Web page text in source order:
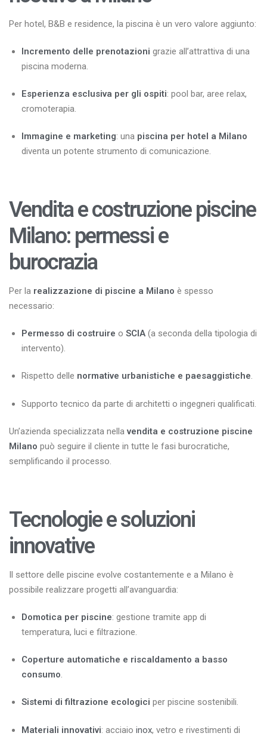
Per hotel, B&B e residence, la piscina è un vero valore aggiunto:
Incremento delle prenotazioni grazie all’attrattiva di una
piscina moderna.
Esperienza esclusiva per gli ospiti: pool bar, aree relax,
cromoterapia.
Immagine e marketing: una piscina per hotel a Milano
diventa un potente strumento di comunicazione.
Vendita e costruzione piscine
Milano: permessi e
burocrazia
Per la realizzazione di piscine a Milano è spesso
necessario:
Permesso di costruire oSCIA (a seconda della tipologia di
intervento).
Rispetto delle normative urbanistiche e paesaggistiche.
Supporto tecnico da parte di architetti o ingegneri qualificati.
Un’azienda specializzata nella vendita e costruzione piscine
Milano può seguire il cliente in tutte le fasi burocratiche,
semplificando il processo.
Tecnologie e soluzioni
innovative
Il settore delle piscine evolve costantemente e a Milano è
possibile realizzare progetti all’avanguardia:
Domotica per piscine: gestione tramite app di
temperatura, luci e filtrazione.
Coperture automatiche e riscaldamento a basso
consumo.
Sistemi di filtrazione ecologici per piscine sostenibili.
Materiali innovativi: acciaioinox, vetro e rivestimenti di